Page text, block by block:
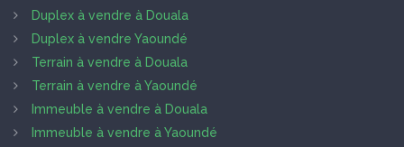
Duplex à vendre à Douala
Duplex à vendre Yaoundé
Terrain à vendre à Douala
Terrain à vendre à Yaoundé
Immeuble à vendre à Douala
Immeuble à vendre à Yaoundé